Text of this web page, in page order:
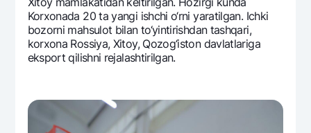
Aloqa markazi
+998 78 148-00-101344
Korxonada 20 ta yangi ishchi o‘rni yaratilgan. Ichki
bozorni mahsulot bilan to‘yintirishdan tashqari,
korxona Rossiya, Xitoy, Qozog‘iston davlatlariga
eksport qilishni rеjalashtirilgan.